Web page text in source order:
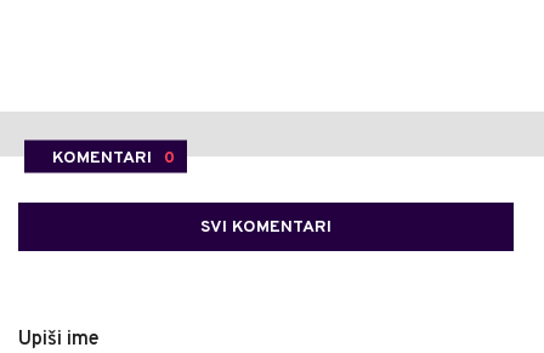
KOMENTARI 0
SVI KOMENTARI
Upiši ime